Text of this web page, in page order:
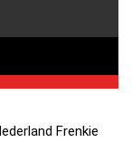
Frenkie